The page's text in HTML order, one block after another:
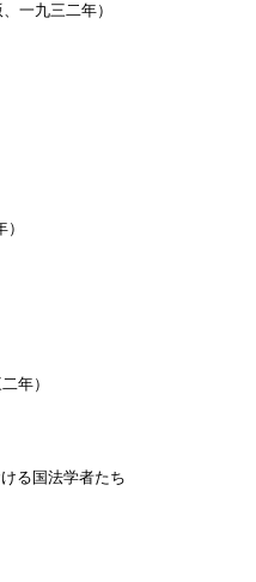
一九三二年）
年）
国法学者たち